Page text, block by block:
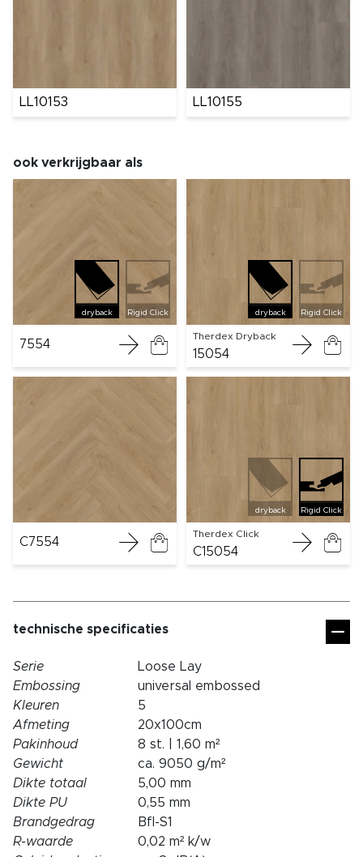
LL10153 LL10155
ook verkrijgbaar als
dryback Rigid Click
7554
dryback Rigid Click
Therdex Dryback
15054
C7554
Rigid Click
dryback
Therdex Click
C15054
technische specificaties
Serie
Loose Lay
Embossing
universal embossed
Kleuren
5
Afmeting
20x100cm
Pakinhoud
8 st. | 1,60 m²
Gewicht
ca. 9050 g/m²
Dikte totaal
5,00 mm
Dikte PU
0,55 mm
Brandgedrag
Bfl-S1
R-waarde
0,02 m² k/w